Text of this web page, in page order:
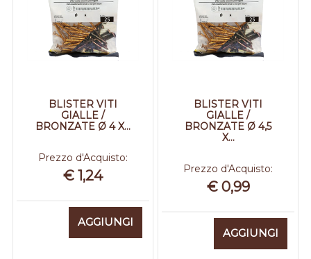
BLISTER VITI
GIALLE /
BRONZATE Ø 4 X...
Prezzo d'Acquisto:
€ 1,24
AGGIUNGI
BLISTER VITI
GIALLE /
BRONZATE Ø 4,5
X...
Prezzo d'Acquisto:
€ 0,99
AGGIUNGI